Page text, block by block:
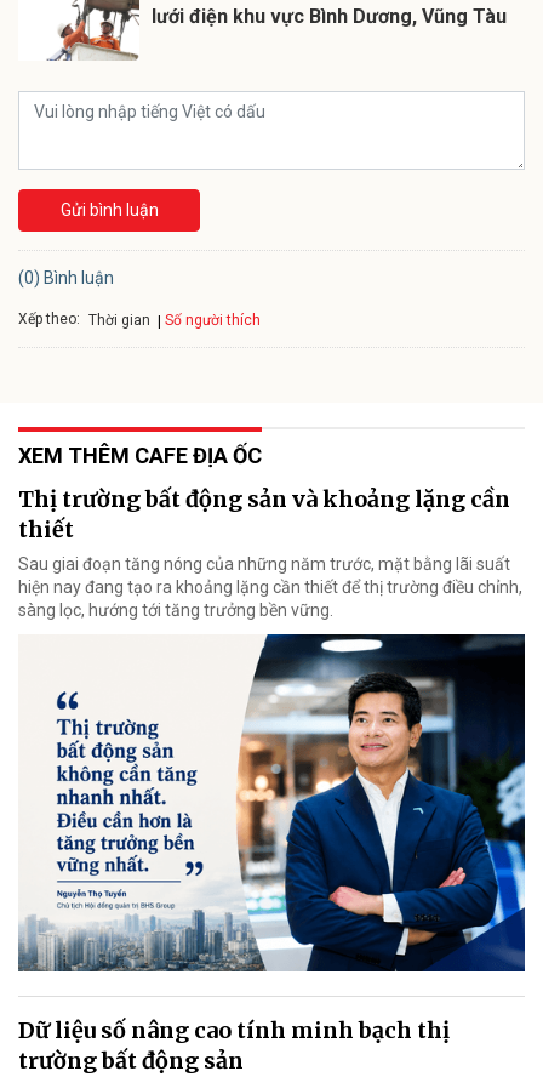
lưới điện khu vực Bình Dương, Vũng Tàu
Gửi bình luận
(0) Bình luận
Xếp theo: Thời gian Số người thích
XEM THÊM CAFE ĐỊA ỐC
Thị trường bất động sản và khoảng lặng cần
thiết
Sau giai đoạn tăng nóng của những năm trước, mặt bằng lãi suất
hiện nay đang tạo ra khoảng lặng cần thiết để thị trường điều chỉnh,
sàng lọc, hướng tới tăng trưởng bền vững.
Dữ liệu số nâng cao tính minh bạch thị
trường bất động sản